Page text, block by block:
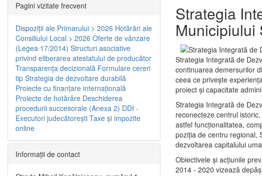
Strategia
Municipiului
Strategia Integrată de
continuarea demersurilor
ceea ce priveşte
proiect și capacitate
Strategia Integrată de
reconecteze centrul
astfel funcţionalitatea,
poziţia de centru regional,
dezvoltarea capitalului
Obiectivele şi acţiunile
2014 - 2020 vizează
Pagini vizitate frecvent
Dispoziţii ale Primarului > 2026 Hotărâri ale
Consiliului Local > 2026 Oferte de vânzare
(Legea 17/2014) Structuri asociative
privind eliberarea atestatului de producător
Transparenţa decizională Formulare cereri
tip Strategia de dezvoltare durabilă
Proiecte cu finanţare internaţională
Proiecte de hotărâre Deschiderea
procedurii succesorale (Anexa 2) DDI -
Executori judecătorești Taxe şi impozite
online
Informaţii de contact